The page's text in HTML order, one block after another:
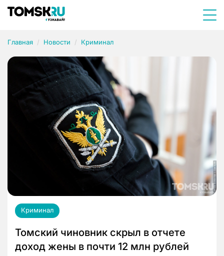
Главная Новости Криминал
Криминал
Томский чиновник скрыл в отчете
доход жены в почти 12 млн рублей